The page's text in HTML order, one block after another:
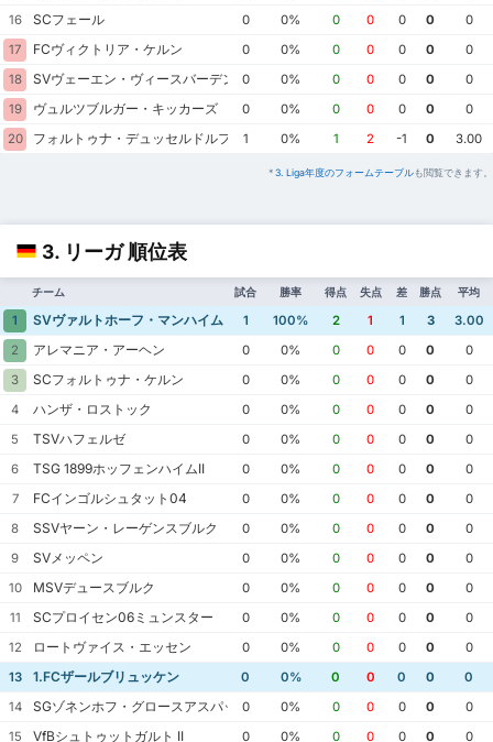
16
SCフェール 0 0% 0 0 0 0
0
17
FCヴィクトリア・ケルン 0 0% 0 0 0 0
0
18
SVヴェーエン・ヴィースバーデン 0 0% 0 0 0 0
0
19
ヴュルツブルガー・キッカーズ 0 0% 0 0 0 0
0
20
フォルトゥナ・デュッセルドルフ 1 0% 1 2 -1 0 3.00
*3. Liga年度のフォームテーブルも閲覧できます。
3. リーガ 順位表
チーム 試合 勝率 得点 失点 差 勝点 平均
1 SVヴァルトホーフ・マンハイム 1 100% 2 1 1 3
3.00
2
アレマニア・アーヘン 0 0% 0 0 0 0
0
3
SCフォルトゥナ・ケルン 0 0% 0 0 0 0
0
4
ハンザ・ロストック 0 0% 0 0 0 0
0
5
TSVハフェルゼ 0 0% 0 0 0 0
0
6
TSG 1899ホッフェンハイムII 0 0% 0 0 0 0
0
7
FCインゴルシュタット04 0 0% 0 0 0 0
0
8
SSVヤーン・レーゲンスブルク 0 0% 0 0 0 0
0
9
SVメッペン 0 0% 0 0 0 0
0
10
MSVデュースブルク 0 0% 0 0 0 0
0
11
SCプロイセン06ミュンスター 0 0% 0 0 0 0
0
12
ロートヴァイス・エッセン 0 0% 0 0 0 0
0
13
1.FCザールブリュッケン 0 0% 0 0 0 0
0
14
SGゾネンホフ・グロースアスパッハ
0 0% 0 0 0 0
0
15
VfBシュトゥットガルト II 0 0% 0 0 0 0
0